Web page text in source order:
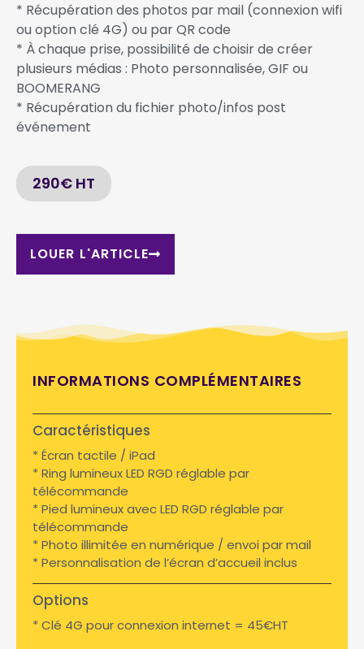
* Récupération des photos par mail (connexion wifi
ou option clé 4G) ou par QR code
* À chaque prise, possibilité de choisir de créer
plusieurs médias : Photo personnalisée, GIF ou
BOOMERANG
* Récupération du fichier photo/infos post
événement
290€ HT
LOUER L'ARTICLE
INFORMATIONS COMPLÉMENTAIRES
Caractéristiques
* Écran tactile / iPad
* Ring lumineux LED RGD réglable par
télécommande
* Pied lumineux avec LED RGD réglable par
télécommande
* Photo illimitée en numérique / envoi par mail
* Personnalisation de l’écran d’accueil inclus
Options
* Clé 4G pour connexion internet = 45€HT